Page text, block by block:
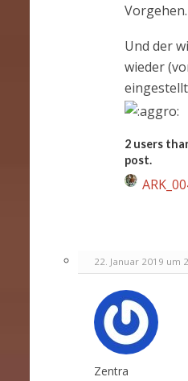
Vorgehen.
Und der
wieder
2 users
post.
22. Januar 2019 um
Zentra